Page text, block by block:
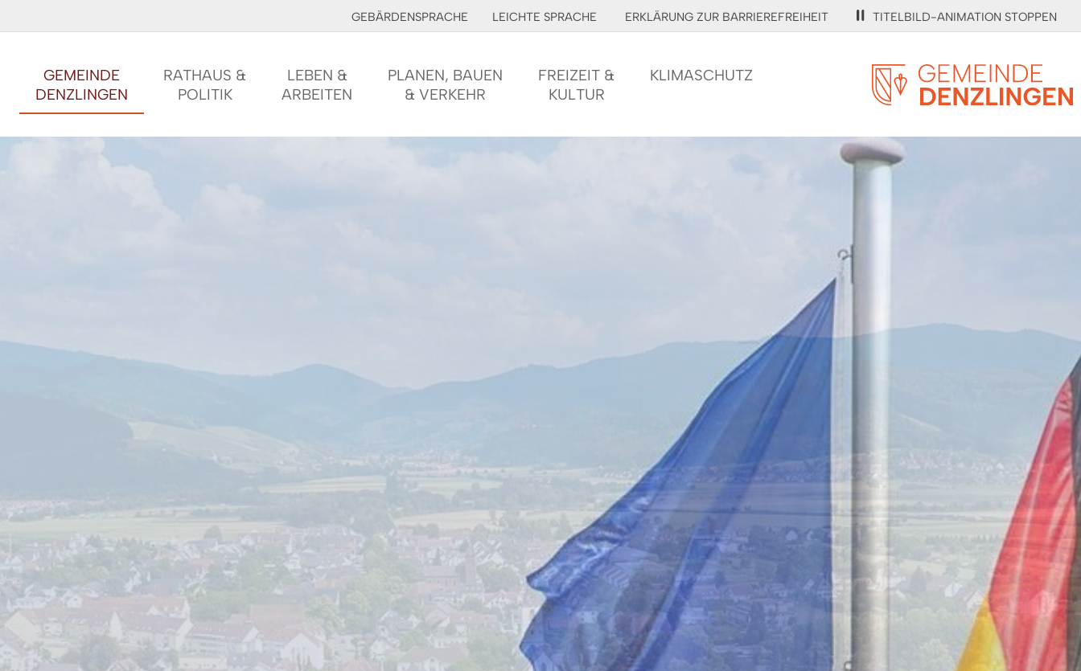
GEBÄRDENSPRACHE LEICHTE SPRACHE ERKLÄRUNG ZUR BARRIEREFREIHEIT TITELBILD-ANIMATION STOPPEN
GEMEINDE
DENZLINGEN
RATHAUS &
POLITIK
LEBEN &
ARBEITEN
PLANEN, BAUEN
& VERKEHR
FREIZEIT &
KULTUR
KLIMASCHUTZ